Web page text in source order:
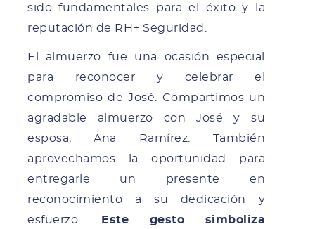
sido fundamentales para el éxito y la
reputación de RH+ Seguridad.
El almuerzo fue una ocasión especial
para reconocer y celebrar el
compromiso de José. Compartimos un
agradable almuerzo con José y su
esposa, Ana Ramírez. También
aprovechamos la oportunidad para
entregarle un presente en
reconocimiento a su dedicación y
esfuerzo. Este gesto simboliza